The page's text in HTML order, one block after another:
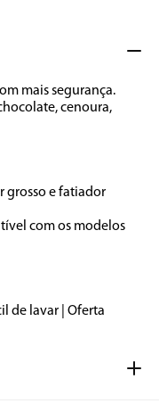
mais segurança.
cenoura,
grosso e fatiador
com os modelos
de lavar | Oferta